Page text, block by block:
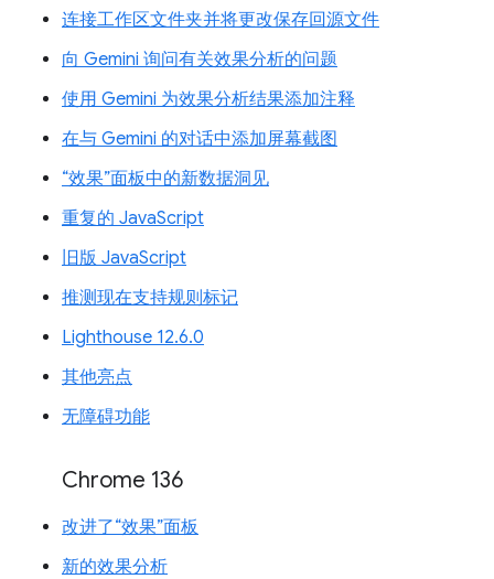
连接工作区文件夹并将更改保存回源文件
向 Gemini 询问有关效果分析的问题
使用 Gemini 为效果分析结果添加注释
在与 Gemini 的对话中添加屏幕截图
“效果”面板中的新数据洞见
重复的 JavaScript
旧版 JavaScript
推测现在支持规则标记
Lighthouse 12.6.0
其他亮点
无障碍功能
Chrome 136
改进了“效果”面板
新的效果分析